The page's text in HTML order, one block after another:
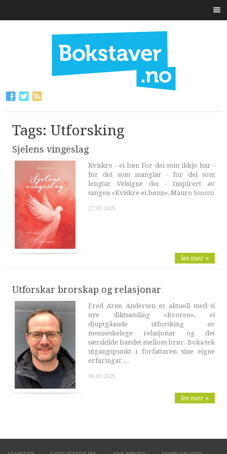
Tags: Utforsking
Sjelens vingeslag
Kviskre - ei bøn For dei som ikkje har -
for dei som manglar - for dei som
lengtar Velsigne dei - Inspirert av
sangen «Kviskre ei bønn», Mauro Scocco
27.03.2025
les mer »
Utforskar brorskap og relasjonar
Fred Arne Andersen er aktuell med si
nye diktsamling «Broren», ei
djuptgåande utforsking av
menneskelege relasjonar og det
særskilde bandet mellom brør. Boka tek
utgangspunkt i forfattaren sine eigne
erfaringar ...
06.03.2025
les mer »